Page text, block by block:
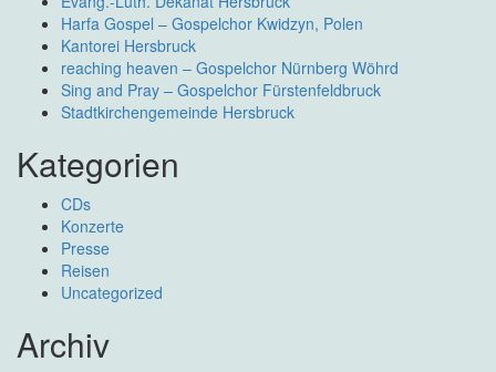
Harfa Gospel – Gospelchor Kwidzyn, Polen
Kantorei Hersbruck
reaching heaven – Gospelchor Nürnberg Wöhrd
Sing and Pray – Gospelchor Fürstenfeldbruck
Stadtkirchengemeinde Hersbruck
Kategorien
CDs
Konzerte
Presse
Reisen
Uncategorized
Archiv